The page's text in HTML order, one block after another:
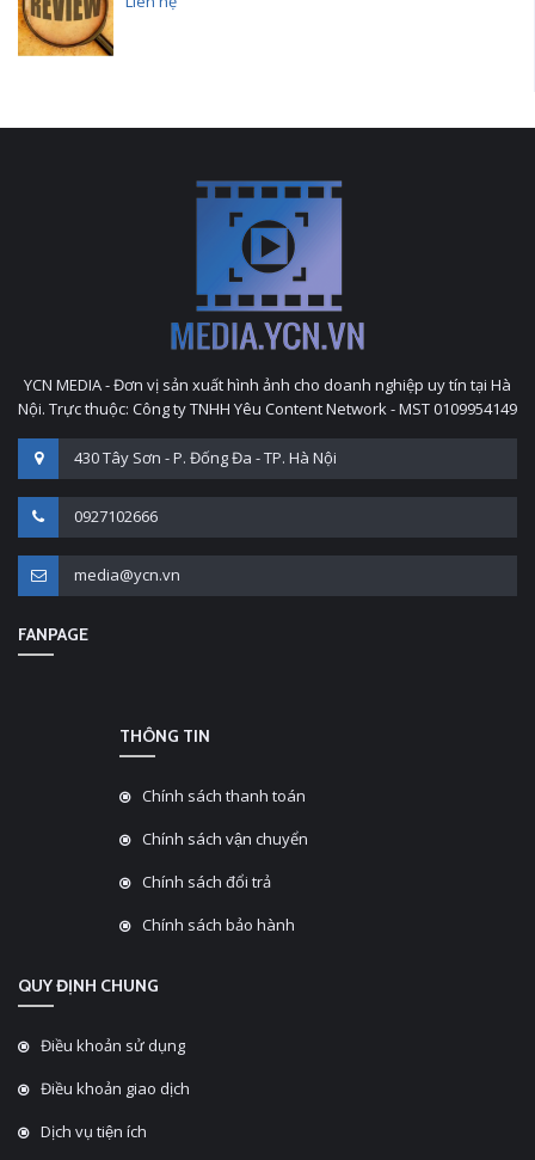
YCN MEDIA - Đơn vị sản xuất hình ảnh cho doanh nghiệp uy tín tại Hà
Nội. Trực thuộc: Công ty TNHH Yêu Content Network - MST 0109954149
430 Tây Sơn - P. Đống Đa - TP. Hà Nội
0927102666
media@ycn.vn
FANPAGE
THÔNG TIN
Chính sách thanh toán
Chính sách vận chuyển
Chính sách đổi trả
Chính sách bảo hành
QUY ĐỊNH CHUNG
Điều khoản sử dụng
Điều khoản giao dịch
Dịch vụ tiện ích